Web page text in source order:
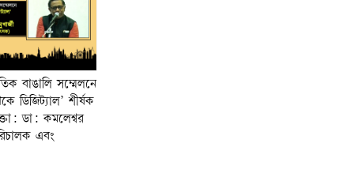
বাঙালি সম্মেলনে
ডিজিট্যাল’ শীর্ষক
ডা: কমলেশ্বর
এবং